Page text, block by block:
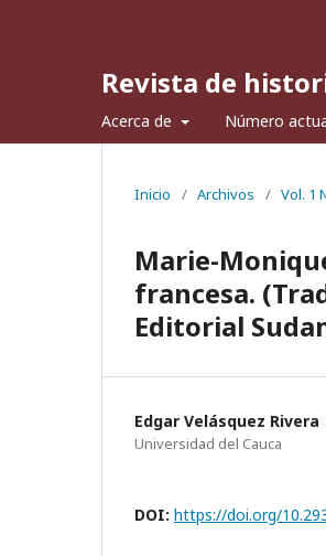
Revista de
Acerca de Número
Inicio / Archivos / Vol. 1
Marie-
francesa.
Editorial
Edgar Velásquez Rivera
Universidad del Cauca
DOI: https://doi.org/